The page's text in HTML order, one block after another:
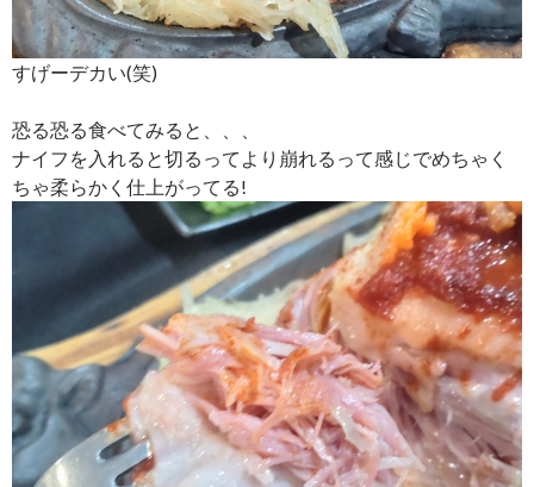
すげーデカい(笑)
恐る恐る食べてみると、、、
ナイフを入れると切るってより崩れるって感じでめちゃく
ちゃ柔らかく仕上がってる!